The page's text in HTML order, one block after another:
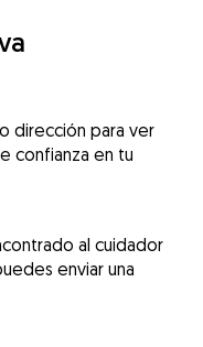
dirección para ver
confianza en tu
al cuidador
enviar una